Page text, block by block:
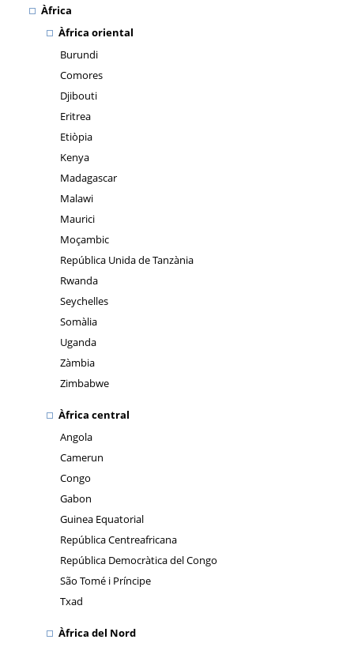
Àfrica
Àfrica oriental
Burundi
Comores
Djibouti
Eritrea
Etiòpia
Kenya
Madagascar
Malawi
Maurici
Moçambic
República Unida de Tanzània
Rwanda
Seychelles
Somàlia
Uganda
Zàmbia
Zimbabwe
Àfrica central
Angola
Camerun
Congo
Gabon
Guinea Equatorial
República Centreafricana
República Democràtica del Congo
São Tomé i Príncipe
Txad
Àfrica del Nord